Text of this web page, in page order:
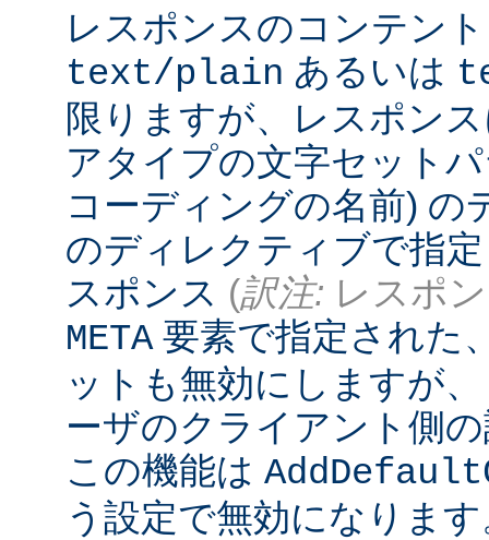
レスポンスのコンテン
text/plain あるいは
限りますが、レスポン
アタイプの文字セット
コーディングの名前) の
のディレクティブで指
スポンス (訳注: レスポ
META 要素で指定された
ットも無効にしますが
ーザのクライアント側
この機能は
う設定で無効になりま